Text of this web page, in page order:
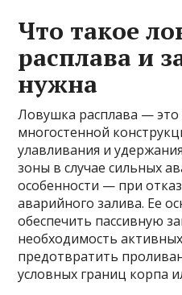
Что такое
расплава и
нужна
Ловушка расплава — это
многостенной
улавливания и
зоны в случае сильных
особенности — при
аварийного залива. Ее
обеспечить пассивную
необходимость
предотвратить
условных границ корпа